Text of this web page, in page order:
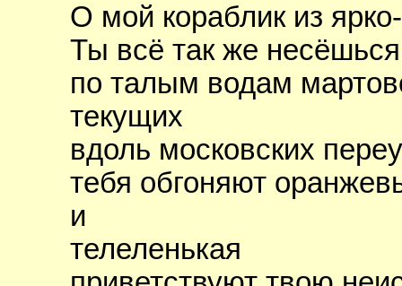
О мой кораблик из
Ты всё так же несёшься
по талым водам
текущих
вдоль московских
тебя обгоняют
и
телеленькая